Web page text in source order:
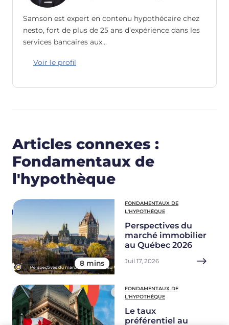
Samson est expert en contenu hypothécaire chez
nesto, fort de plus de 25 ans d’expérience dans les
services bancaires aux…
Voir le profil
Articles connexes :
Fondamentaux de
l'hypothèque
8 mins
FONDAMENTAUX DE
L'HYPOTHÈQUE
Perspectives du
marché immobilier
au Québec 2026
Juil 17, 2026
FONDAMENTAUX DE
L'HYPOTHÈQUE
Le taux
préférentiel au